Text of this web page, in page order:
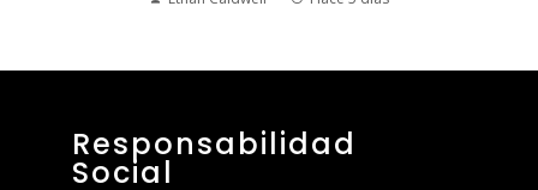
Responsabilidad
Social